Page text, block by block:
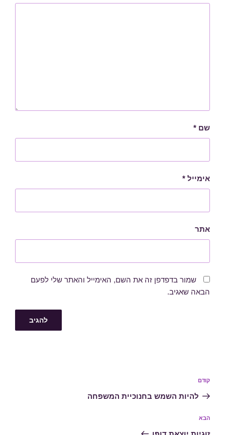
שם *
אימייל *
אתר
שמור בדפדפן זה את השם, האימייל והאתר שלי לפעם
הבאה שאגיב.
הפוסט
הקודם
קודם
להיות השמש בחנוכיית המשפחה
הפוסט
הבא
הבא